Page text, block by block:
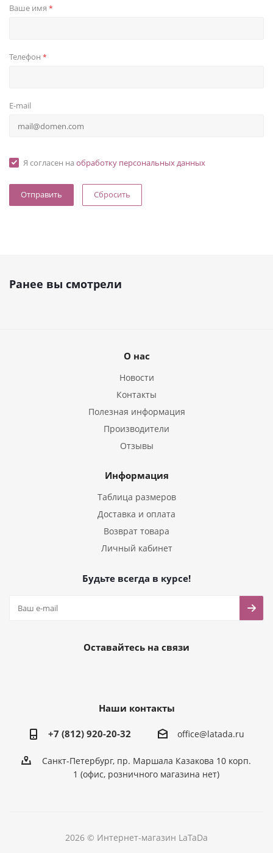
Ваше имя *
Телефон *
E-mail
Я согласен на обработку персональных данных
Сбросить
Ранее вы смотрели
О нас
Новости
Контакты
Полезная информация
Производители
Отзывы
Информация
Таблица размеров
Доставка и оплата
Возврат товара
Личный кабинет
Будьте всегда в курсе!
Оставайтесь на связи
Наши контакты
+7 (812) 920-20-32 office@latada.ru
Санкт-Петербург, пр. Маршала Казакова 10 корп.
1 (офис, розничного магазина нет)
2026 © Интернет-магазин LaTaDa